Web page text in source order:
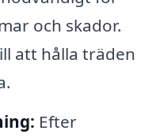
och skador.
att hålla träden
Efter